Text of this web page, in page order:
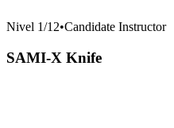
Nivel 1/12•Candidate Instructor
SAMI-X Knife